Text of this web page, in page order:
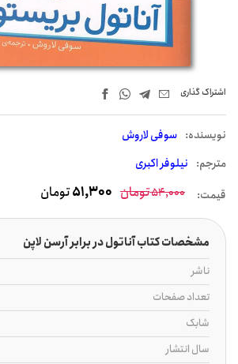
اشتراک‌ گذاری
نويسنده: سوفی لاروش
مترجم: نیلوفر اکبری
قیمت: 54,000تومان 51,300تومان
مشخصات کتاب آناتول در برابر آرسن لاپن
ناشر
تعداد صفحات
شابک
سال انتشار